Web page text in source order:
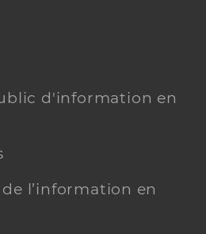
d'information en
l’information en